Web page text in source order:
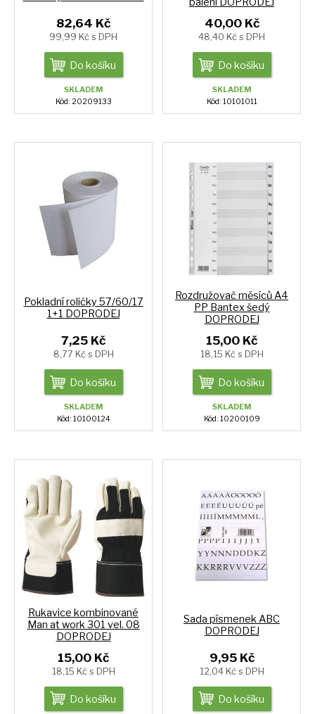
82,64 Kč
99,99 Kč s DPH
Do košíku
SKLADEM
Kód: 20209133
40,00 Kč
48,40 Kč s DPH
Do košíku
SKLADEM
Kód: 10101011
Pokladní roličky 57/60/17
1+1 DOPRODEJ
7,25 Kč
8,77 Kč s DPH
Do košíku
SKLADEM
Kód: 10100124
Rozdružovač měsíců A4
PP Bantex šedý
DOPRODEJ
15,00 Kč
18,15 Kč s DPH
Do košíku
SKLADEM
Kód: 10200109
Rukavice kombinované
Man at work 301 vel. 08
DOPRODEJ
15,00 Kč
18,15 Kč s DPH
Do košíku
Sada písmenek ABC
DOPRODEJ
9,95 Kč
12,04 Kč s DPH
Do košíku